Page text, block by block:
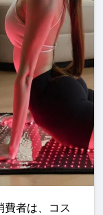
費者は、コス